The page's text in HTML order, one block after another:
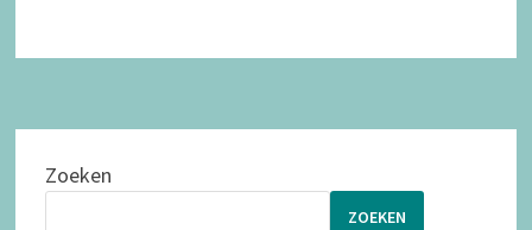
Zoeken
ZOEKEN